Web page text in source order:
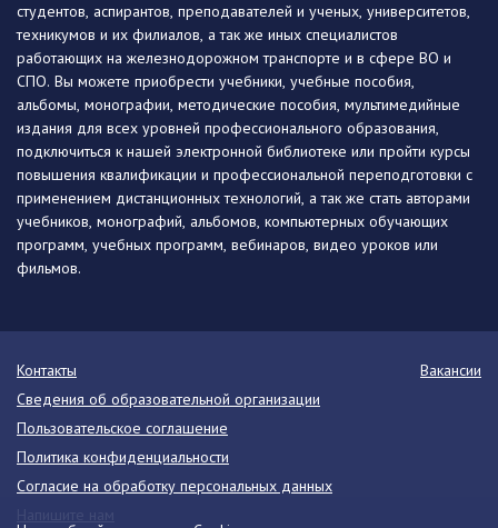
студентов, аспирантов, преподавателей и ученых, университетов,
техникумов и их филиалов, а так же иных специалистов
работающих на железнодорожном транспорте и в сфере ВО и
СПО. Вы можете приобрести учебники, учебные пособия,
альбомы, монографии, методические пособия, мультимедийные
издания для всех уровней профессионального образования,
подключиться к нашей электронной библиотеке или пройти курсы
повышения квалификации и профессиональной переподготовки с
применением дистанционных технологий, а так же стать авторами
учебников, монографий, альбомов, компьютерных обучающих
программ, учебных программ, вебинаров, видео уроков или
фильмов.
Контакты
Вакансии
Сведения об образовательной организации
Пользовательское соглашение
Политика конфиденциальности
Согласие на обработку персональных данных